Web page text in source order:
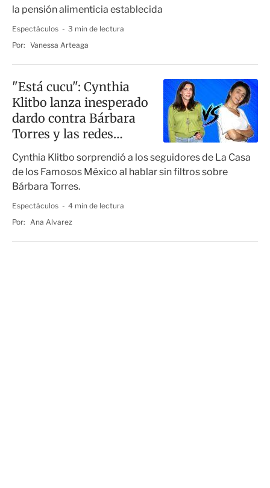
la pensión alimenticia establecida
Espectáculos
3 min de lectura
Por: Vanessa Arteaga
"Está cucu": Cynthia
Klitbo lanza inesperado
dardo contra Bárbara
Torres y las redes
Cynthia Klitbo sorprendió a los seguidores de La Casa
de los Famosos México al hablar sin filtros sobre
Bárbara Torres.
Espectáculos
4 min de lectura
Por:
Ana Alvarez